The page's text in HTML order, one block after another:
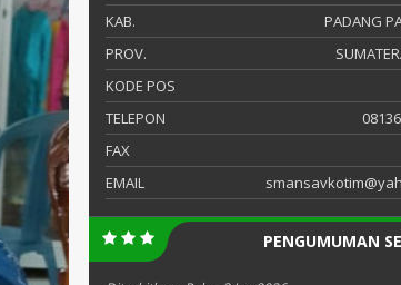
KAB.
PADANG
PROV.
KODE POS
TELEPON
FAX
EMAIL
PENGUMUMAN